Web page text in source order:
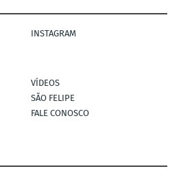
INSTAGRAM
VÍDEOS
SÃO FELIPE
FALE CONOSCO